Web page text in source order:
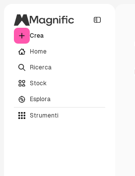
Crea
Home
Ricerca
Stock
Esplora
Strumenti